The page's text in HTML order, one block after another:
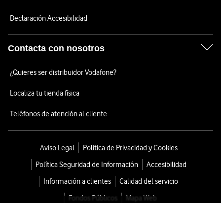
Declaración Accesibilidad
Contacta con nosotros
¿Quieres ser distribuidor Vodafone?
Localiza tu tienda física
Teléfonos de atención al cliente
Aviso Legal
Política de Privacidad y Cookies
Política Seguridad de Información
Accesibilidad
Información a clientes
Calidad del servicio
Fondos Públicos
Mapa Web